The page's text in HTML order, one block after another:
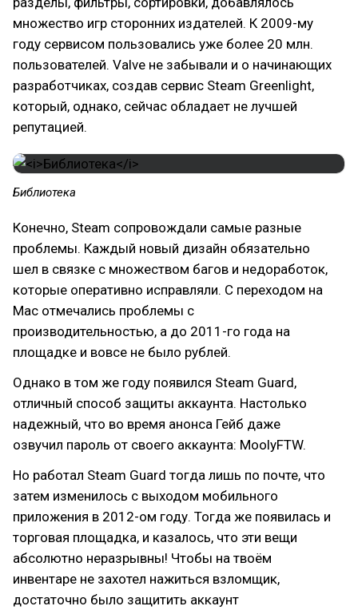
множество игр сторонних издателей. К 2009-му
году сервисом пользовались уже более 20 млн.
пользователей. Valve не забывали и о начинающих
разработчиках, создав сервис Steam Greenlight,
который, однако, сейчас обладает не лучшей
репутацией.
Библиотека
Конечно, Steam сопровождали самые разные
проблемы. Каждый новый дизайн обязательно
шел в связке с множеством багов и недоработок,
которые оперативно исправляли. С переходом на
Mac отмечались проблемы с
производительностью, а до 2011-го года на
площадке и вовсе не было рублей.
Однако в том же году появился Steam Guard,
отличный способ защиты аккаунта. Настолько
надежный, что во время анонса Гейб даже
озвучил пароль от своего аккаунта: MoolyFTW.
Но работал Steam Guard тогда лишь по почте, что
затем изменилось с выходом мобильного
приложения в 2012-ом году. Тогда же появилась и
торговая площадка, и казалось, что эти вещи
абсолютно неразрывны! Чтобы на твоём
инвентаре не захотел нажиться взломщик,
достаточно было защитить аккаунт